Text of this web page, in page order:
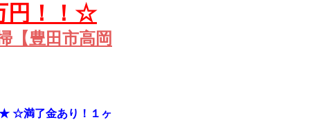
円！！☆
【豊田市高岡
★ ☆満了金あり！１ヶ